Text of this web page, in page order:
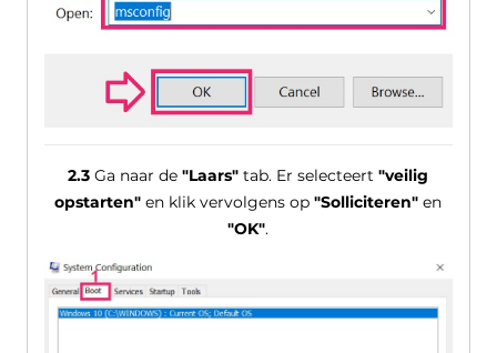
2.3 Ga naar de"Laars" tab. Er selecteert"veilig
opstarten" en klik vervolgens op"Solliciteren" en
"OK".